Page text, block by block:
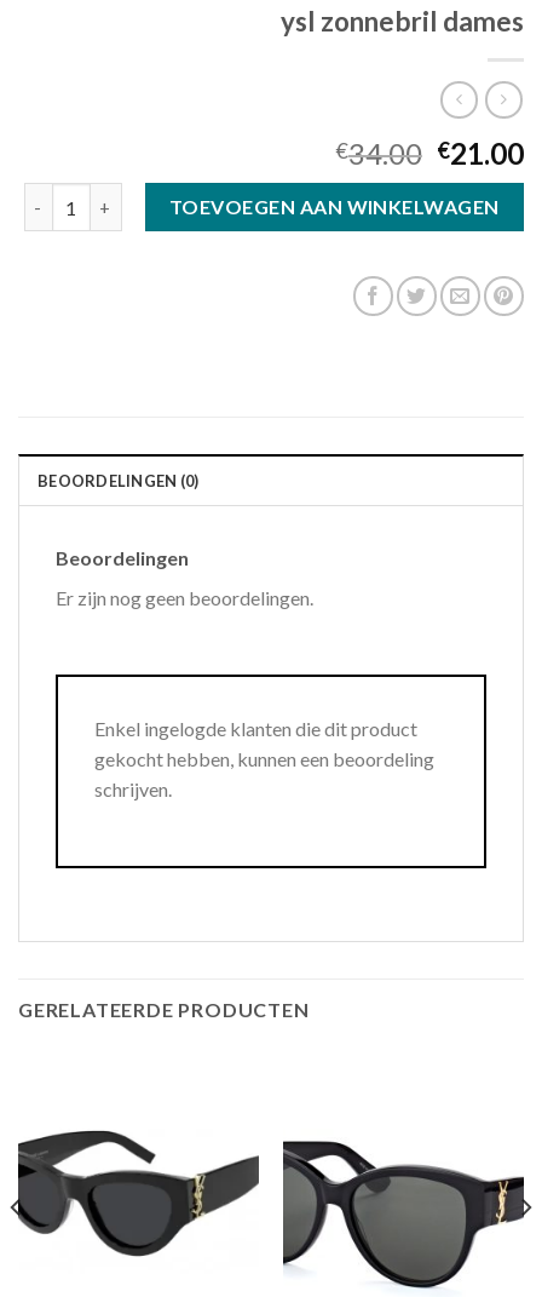
ysl zonnebril dames
€34.00 €21.00
TOEVOEGEN AAN WINKELWAGEN
BEOORDELINGEN (0)
Beoordelingen
Er zijn nog geen beoordelingen.
Enkel ingelogde klanten die dit product
gekocht hebben, kunnen een beoordeling
schrijven.
GERELATEERDE PRODUCTEN